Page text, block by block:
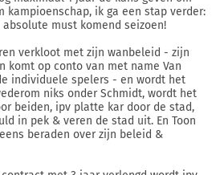
kampioenschap, ik ga een stap verder:
absolute must komend seizoen!
verkloot met zijn wanbeleid - zijn
komt op conto van met name Van
individuele spelers - en wordt het
niks onder Schmidt, wordt het
beiden, ipv platte kar door de stad,
in pek & veren de stad uit. En Toon
beraden over zijn beleid &